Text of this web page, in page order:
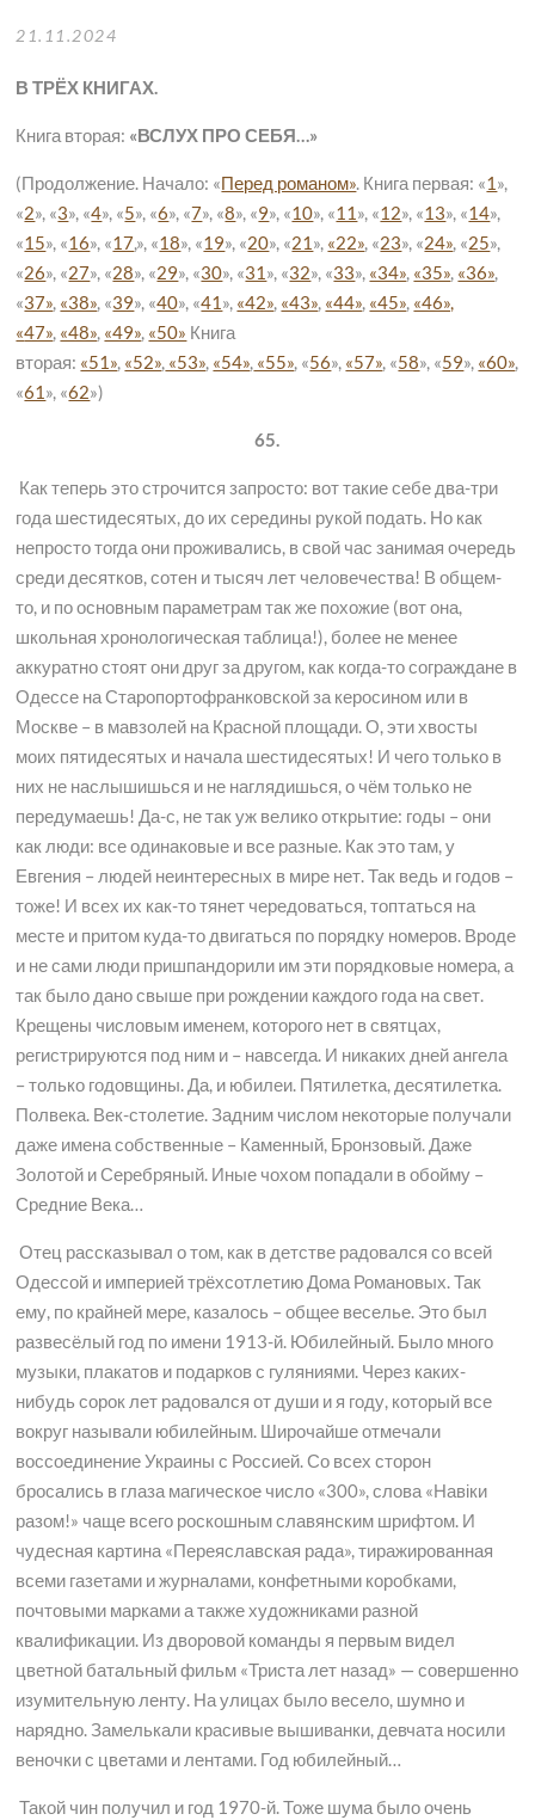
21.11.2024
В ТРЁХ КНИГАХ.
Книга вторая: «ВСЛУХ ПРО СЕБЯ…»
(Продолжение. Начало: «Перед романом». Книга первая: «1 »,
«2», «3», «4», «5», «6», «7», «8», «9», «10», «11 », «12», «13», «14»,
«15», «16», «17,», «18», «19», «20», «21 », «22», «23», «24», «25»,
«26», «27», «28», «29», «30», «31 », «32», «33», «34», «35», «36»,
«37», «38», «39», «40», «41 », «42», «43», «44», «45», «46»,
«47», «48», «49», «50» Книга
вторая: «51», «52», «53», «54», «55», «56», «57», «58», «59», «60»,
«61 », «62»)
65.
Как теперь это строчится запросто: вот такие себе два-три
года шестидесятых, до их середины рукой подать. Но как
непросто тогда они проживались, в свой час занимая очередь
среди десятков, сотен и тысяч лет человечества! В общем-
то, и по основным параметрам так же похожие (вот она,
школьная хронологическая таблица!), более не менее
аккуратно стоят они друг за другом, как когда-то сограждане в
Одессе на Старопортофранковской за керосином или в
Москве – в мавзолей на Красной площади. О, эти хвосты
моих пятидесятых и начала шестидесятых! И чего только в
них не наслышишься и не наглядишься, о чём только не
передумаешь! Да-с, не так уж велико открытие: годы – они
как люди: все одинаковые и все разные. Как это там, у
Евгения – людей неинтересных в мире нет. Так ведь и годов –
тоже! И всех их как-то тянет чередоваться, топтаться на
месте и притом куда-то двигаться по порядку номеров. Вроде
и не сами люди пришпандорили им эти порядковые номера, а
так было дано свыше при рождении каждого года на свет.
Крещены числовым именем, которого нет в святцах,
регистрируются под ним и – навсегда. И никаких дней ангела
– только годовщины. Да, и юбилеи. Пятилетка, десятилетка.
Полвека. Век-столетие. Задним числом некоторые получали
даже имена собственные – Каменный, Бронзовый. Даже
Золотой и Серебряный. Иные чохом попадали в обойму –
Средние Века…
Отец рассказывал о том, как в детстве радовался со всей
Одессой и империей трёхсотлетию Дома Романовых. Так
ему, по крайней мере, казалось – общее веселье. Это был
развесёлый год по имени 1913-й. Юбилейный. Было много
музыки, плакатов и подарков с гуляниями. Через каких-
нибудь сорок лет радовался от души и я году, который все
вокруг называли юбилейным. Широчайше отмечали
воссоединение Украины с Россией. Со всех сторон
бросались в глаза магическое число «300», слова «Навіки
разом!» чаще всего роскошным славянским шрифтом. И
чудесная картина «Переяславская рада», тиражированная
всеми газетами и журналами, конфетными коробками,
почтовыми марками а также художниками разной
квалификации. Из дворовой команды я первым видел
цветной батальный фильм «Триста лет назад» — совершенно
изумительную ленту. На улицах было весело, шумно и
нарядно. Замелькали красивые вышиванки, девчата носили
веночки с цветами и лентами. Год юбилейный…
Такой чин получил и год 1970-й. Тоже шума было очень